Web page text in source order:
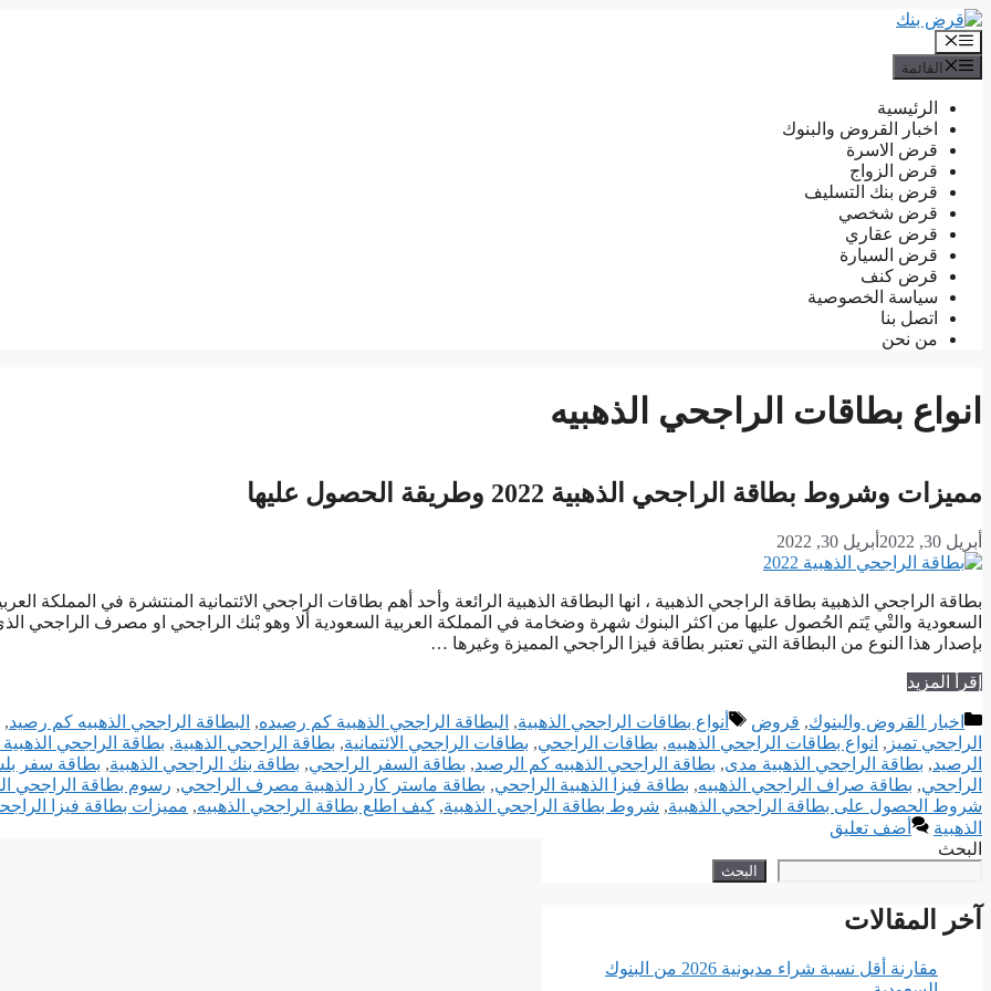
انتقل
إلى
المحتوى
القائمة
القائمة
الرئيسية
اخبار القروض والبنوك
قرض الاسرة
قرض الزواج
قرض بنك التسليف
قرض شخصي
قرض عقاري
قرض السيارة
قرض كنف
سياسة الخصوصية
اتصل بنا
من نحن
انواع بطاقات الراجحي الذهبيه
مميزات وشروط بطاقة الراجحي الذهبية 2022 وطريقة الحصول عليها
أبريل 30, 2022 أبريل 30, 2022
بطاقة الراجحي الذهبية بطاقة الراجحي الذهبية ، انها البطاقة الذهبية الرائعة وأحد أهم بطاقات الراجحي الائتمانية المنتشرة في المملكة
السعودية والتْي يًتم الحُصول عليها من اكثر البنوك شهرة وضخامة في المملكة العربية السعودية ألا وهو بْنك الراجحي او مصرف الراجحي
بإصدار هذا النوع من البطاقة التي تعتبر بطاقة فيزا الراجحي المميزة وغيرها …
إقرأ المزيد
التصنيفات
اخبار القروض والبنوك, قروض الوسوم
أنواع بطاقات الراجحي الذهبية, البطاقة الراجحي الذهبية كم رصيده, البطاقة الراجحي الذهبيه كم رصيد,
الراجحي تميز , انواع بطاقات الراجحي الذهبيه, بطاقات الراجحي, بطاقات الراجحي الائتمانية, بطاقة الراجحي الذهبية, بطاقة الراجحي
الرصيد, بطاقة الراجحي الذهبية مدى, بطاقة الراجحي الذهبيه كم الرصيد, بطاقة السفر الراجحي, بطاقة بنك الراجحي الذهبية, بطاقة سفر
الراجحي, بطاقة صراف الراجحي الذهبيه, بطاقة فيزا الذهبية الراجحي, بطاقة ماستر كارد الذهبية مصرف الراجحي, رسوم بطاقة الراجحي
شروط الحصول على بطاقة الراجحي الذهبية, شروط بطاقة الراجحي الذهبية, كيف اطلع بطاقة الراجحي الذهبيه, مميزات بطاقة فيزا
الذهبية
أضف تعليق
البحث
البحث
آخر المقالات
مقارنة أقل نسبة شراء مديونية 2026 من البنوك